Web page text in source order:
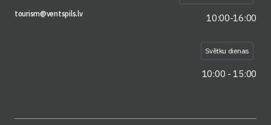
tourism@ventspils.lv 10:00-16:00
Svētku dienas
10:00 - 15:00